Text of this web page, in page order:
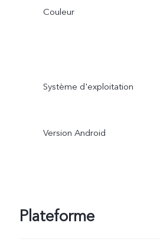
Couleur
Système d'exploitation
Version Android
Plateforme